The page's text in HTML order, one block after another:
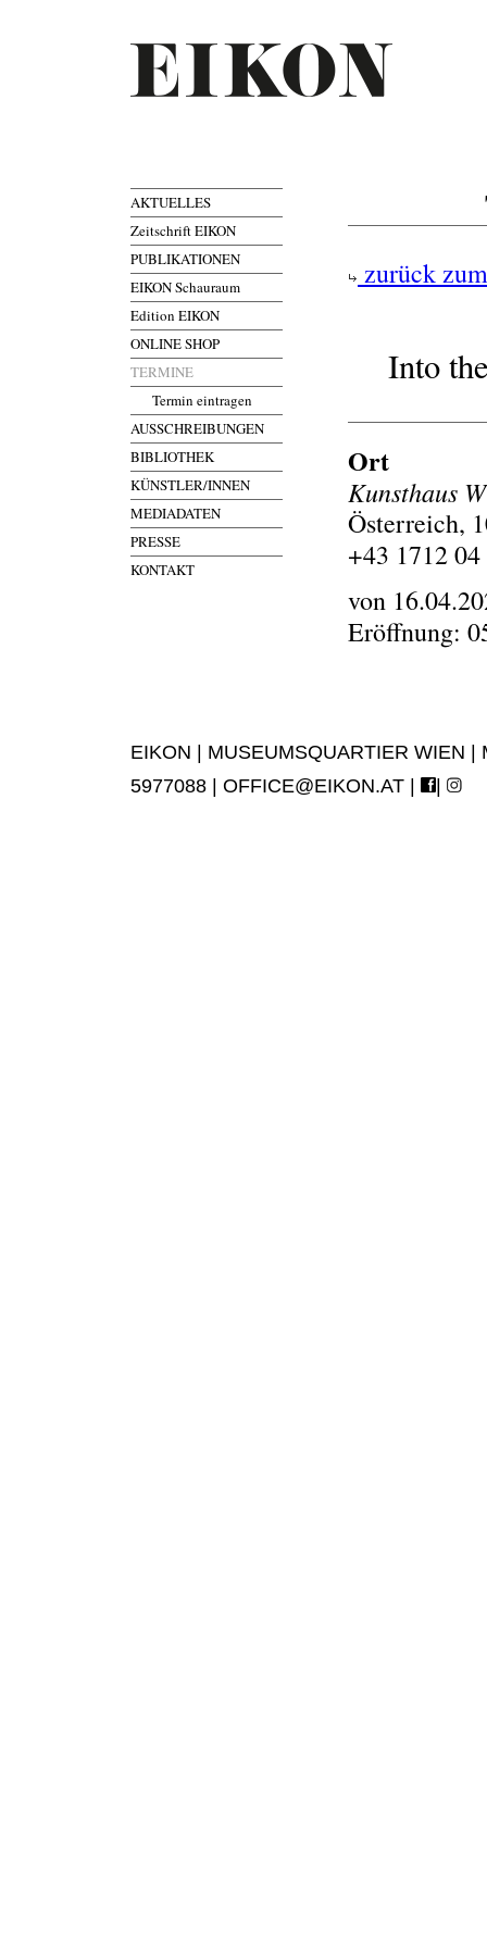
AKTUELLES
Zeitschrift EIKON
PUBLIKATIONEN
EIKON Schauraum
Edition EIKON
ONLINE SHOP
TERMINE
Termin eintragen
AUSSCHREIBUNGEN
BIBLIOTHEK
KÜNSTLER/INNEN
MEDIADATEN
PRESSE
KONTAKT
zurück
Into
Ort
Kunsthaus
Österreich,
+43 1712
von
Eröffnung:
EIKON | MUSEUMSQUARTIER WIEN
5977088 | OFFICE@EIKON.AT | |